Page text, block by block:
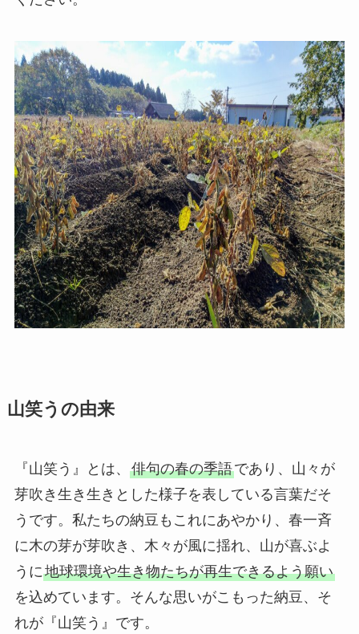
山笑うの由来
『山笑う』とは、 俳句の春の季語であり、山々が
芽吹き生き生きとした様子を表している言葉だそ
うです。私たちの納豆もこれにあやかり、春一斉
に木の芽が芽吹き、木々が風に揺れ、山が喜ぶよ
うに地球環境や生き物たちが再生できるよう願い
を込めています。そんな思いがこもった納豆、そ
れが『山笑う』です。